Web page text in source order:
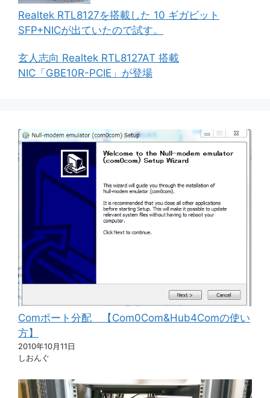
Realtek RTL8127を搭載した 10 ギガビット
SFP+NICが出ていたので試す。
玄人志向 Realtek RTL8127AT 搭載
NIC「GBE10R-PCIE」が登場
Comポート分配 【Com0Com&Hub4Comの使い
方】
2010年10月11日
しおんぐ